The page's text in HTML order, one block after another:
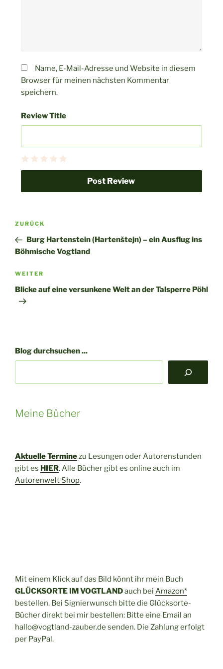
Name, E-Mail-Adresse und Website in diesem
Browser für meinen nächsten Kommentar
speichern.
Review Title
ZURÜCK
Burg Hartenstein (Hartenštejn) – ein Ausflug ins
Böhmische Vogtland
Nächster
Beitrag
WEITER
Blicke auf eine versunkene Welt an der Talsperre Pöhl
Blog durchsuchen ...
Meine Bücher
Aktuelle Terminezu Lesungen oder Autorenstunden
gibt es HIER. Alle Bücher gibt es online auch im
Autorenwelt Shop.
Mit einem Klick auf das Bild könnt ihr mein Buch
GLÜCKSORTE IM VOGTLANDauch bei Amazon*
bestellen. Bei Signierwunsch bitte die Glücksorte-
Bücher direkt bei mir bestellen: Bitte eine Email an
hallo@vogtland-zauber.de senden. Die Zahlung erfolgt
per PayPal.